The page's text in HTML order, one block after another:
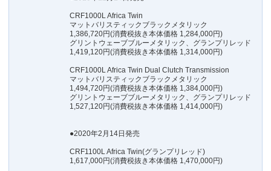
CRF1000L Africa Twin
マットバリスティックブラックメタリック
1,386,720円(消費税抜き本体価格 1,284,000円)
グリントウェーブブルーメタリック、グランプリレッド
1,419,120円(消費税抜き本体価格 1,314,000円)
CRF1000L Africa Twin Dual Clutch Transmission
マットバリスティックブラックメタリック
1,494,720円(消費税抜き本体価格 1,384,000円)
グリントウェーブブルーメタリック、グランプリレッド
1,527,120円(消費税抜き本体価格 1,414,000円)
●2020年2月14日発売
CRF1100L Africa Twin(グランプリレッド)
1,617,000円(消費税抜き本体価格 1,470,000円)